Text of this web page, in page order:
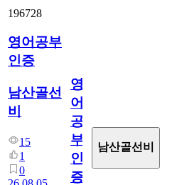
196728
영어공부
인증
남산골선
비
15
1
0
영
어
공
부
인
증
남산골선비